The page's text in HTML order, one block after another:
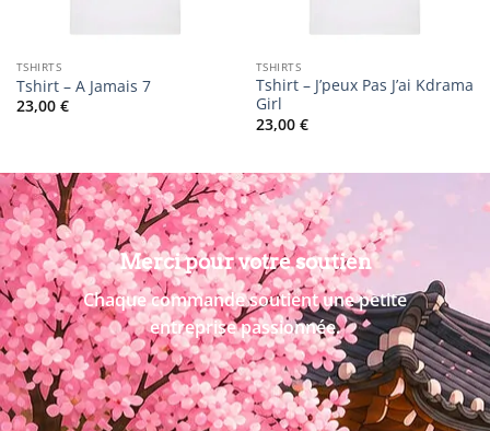
TSHIRTS
Tshirt – A Jamais 7
23,00 €
TSHIRTS
Tshirt – J’peux Pas J’ai Kdrama
Girl
23,00 €
Merci pour votre soutien
Chaque commande soutient une petite
entreprise passionnée.